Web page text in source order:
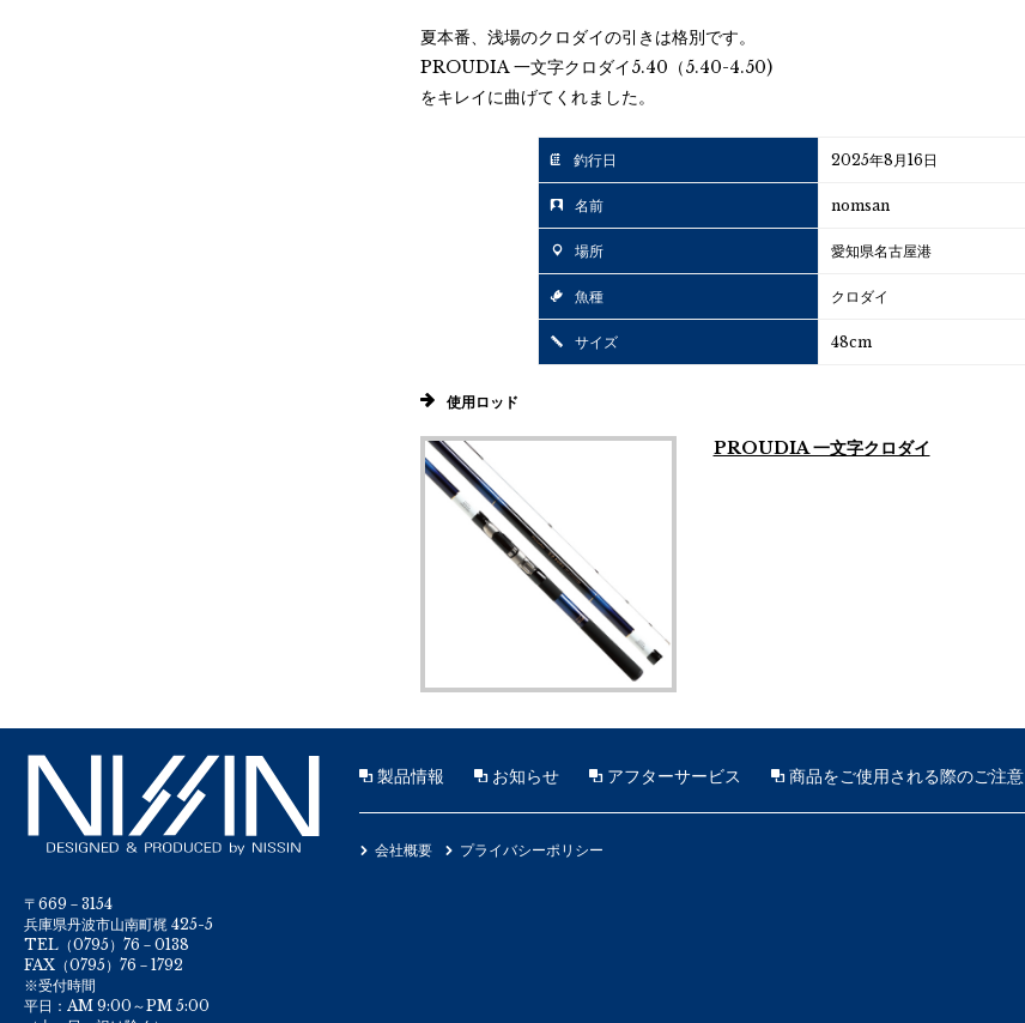
夏本番、浅場のクロダイの引きは格別です。
PROUDIA 一文字クロダイ5.40（5.40-4.50)
をキレイに曲げてくれました。
釣行日 2025年8月16日
名前 nomsan
場所 愛知県名古屋港
魚種 クロダイ
サイズ 48cm
使用ロッド
PROUDIA 一文字クロダイ
〒669－3154
兵庫県丹波市山南町梶 425-5
TEL（0795）76－0138
FAX（0795）76－1792
※受付時間
平日：AM 9:00～PM 5:00
製品情報 お知らせ アフターサービス 商品をご使用される際のご注意
会社概要 プライバシーポリシー